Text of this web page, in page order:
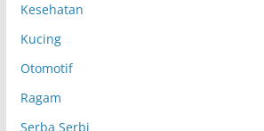
Kesehatan
Kucing
Otomotif
Ragam
Serba Serbi